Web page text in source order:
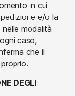
in cui
e/o la
modalità
caso,
che il
DEGLI